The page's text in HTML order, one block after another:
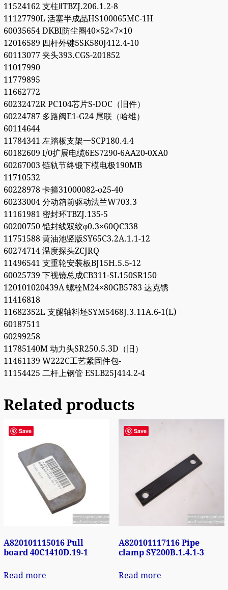
11524162 支柱ⅡTBZJ.206.1.2-8
11127790L 活塞半成品HS100065MC-1H
60035654 DKBI防尘圈40×52×7×10
12016589 四杆外键5SK580J412.4-10
60113077 夹头393.CGS-201852
11017990
11779895
11662772
60232472R PC104芯片S-DOC（旧件）
60224787 多路阀E1-G24 尾联（哈维）
60114644
11784341 左踏板支架一SCP180.4.4
60182609 I/0扩展电缆6ES7290-6AA20-0XA0
60267003 链轨节终锻下模电极190MB
11710532
60228978 卡箍31000082-φ25-40
60233004 分动箱前驱动法兰W703.3
11161981 密封环TBZJ.135-5
60200750 铅封线双绞φ0.3×60QC338
11751588 黄油池竖版SY65C3.2A.1.1-12
60274714 温度探头ZCJRQ
11496541 支重轮安装板BJ15H.5.5-12
60025739 下视镜总成CB311-SL150SR150
120101020439A 螺栓M24×80GB5783 达克锈
11416818
11682352L 支腿轴料坯SYM5468J.3.11A.6-1(L)
60187511
60299258
11785140M 动力头SR250.5.3D（旧）
11461139 W222C工艺紧固件包-
11154425 二杆上钢管 ESLB25J414.2-4
Related products
Save
A820101115016 Pull
board 40C1410D.19-1
Read more
Save
A820101117116 Pipe
clamp SY200B.1.4.1-3
Read more